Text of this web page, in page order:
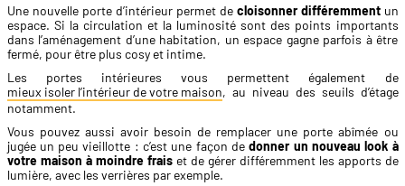
Une nouvelle porte d’intérieur permet de cloisonner différemmentun
espace. Si la circulation et la luminosité sont des points importants
dans l’aménagement d’une habitation, un espace gagne parfois à être
fermé, pour être plus cosy et intime.
Les portes intérieures vous permettent également de
mieux isoler l’intérieur de votre maison, au niveau des seuils d’étage
notamment.
Vous pouvez aussi avoir besoin de remplacer une porte abîmée ou
jugée un peu vieillotte : c’est une façon dedonner un nouveau look à
votre maison à moindre fraiset de gérer différemment les apports de
lumière, avec les verrières par exemple.